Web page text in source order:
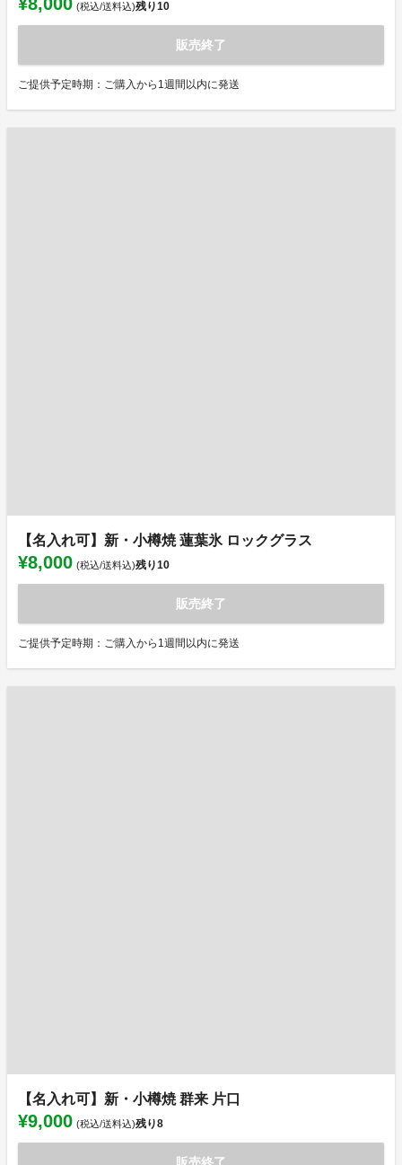
(税込/送料込)残り10
販売終了
ご提供予定時期：ご購入から1週間以内に発送
【名入れ可】新・小樽焼 蓮葉氷 ロックグラス
¥8,000 (税込/送料込)残り10
販売終了
ご提供予定時期：ご購入から1週間以内に発送
【名入れ可】新・小樽焼 群来 片口
¥9,000 (税込/送料込)残り8